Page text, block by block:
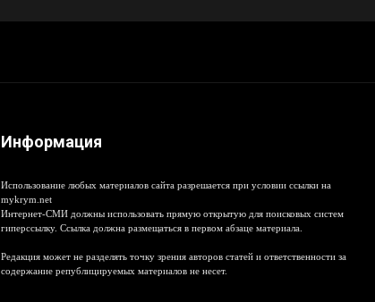
Информация
Использование любых материалов сайта разрешается при условии ссылки на
mykrym.net
Интернет-СМИ должны использовать прямую открытую для поисковых систем
гиперссылку. Ссылка должна размещаться в первом абзаце материала.
Редакция может не разделять точку зрения авторов статей и ответственности за
содержание републицируемых материалов не несет.